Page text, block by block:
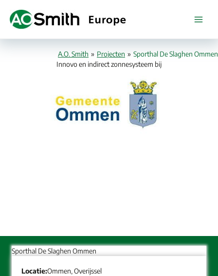
naar
A.O. Smith » Projecten » Sporthal De Slaghen Ommen
Innovo en indirect zonnesysteem bij
Sporthal De Slaghen Ommen
Locatie:Ommen, Overijssel